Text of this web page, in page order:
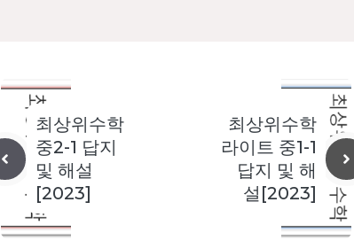
최상위수학
중2-1 답지
및 해설
[2023]
최상위수학
라이트 중1-1
답지 및 해
설[2023]